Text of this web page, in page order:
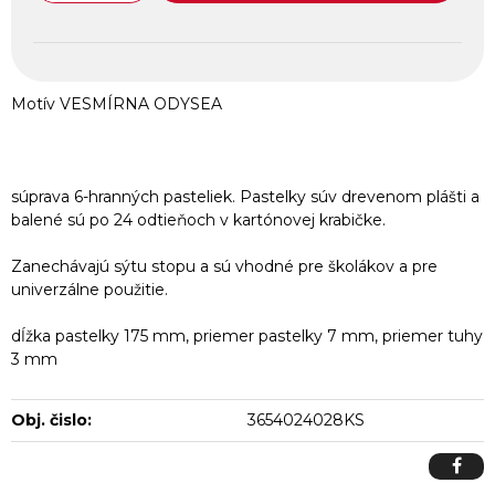
Motív VESMÍRNA ODYSEA
súprava 6-hranných pasteliek. Pastelky súv drevenom plášti a
balené sú po 24 odtieňoch v kartónovej krabičke.
Zanechávajú sýtu stopu a sú vhodné pre školákov a pre
univerzálne použitie.
dĺžka pastelky 175 mm, priemer pastelky 7 mm, priemer tuhy
3 mm
Obj. čislo: 3654024028KS